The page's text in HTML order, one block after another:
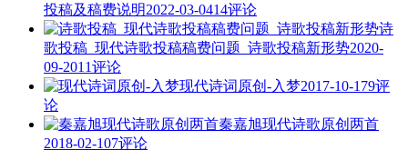
投稿及稿费说明2022-03-0414评论
诗
歌投稿_现代诗歌投稿稿费问题_诗歌投稿新形势2020-
09-2011评论
现代诗词原创-入梦2017-10-179评
论
秦嘉旭现代诗歌原创两首
2018-02-107评论